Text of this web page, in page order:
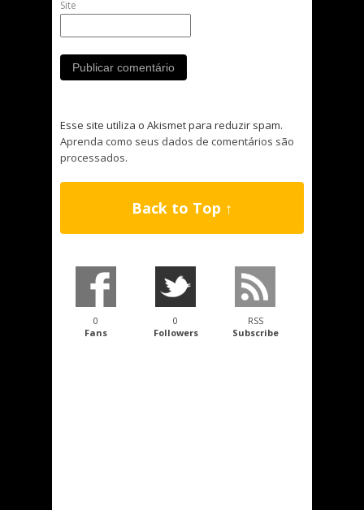
Site
Esse site utiliza o Akismet para reduzir spam.
Aprenda como seus dados de comentários são
processados.
Back to Top ↑
0
Fans
0
Followers
RSS
Subscribe